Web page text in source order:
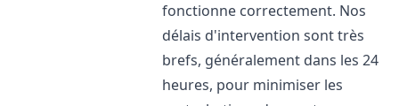
fonctionne correctement. Nos
délais d'intervention sont très
brefs, généralement dans les 24
heures, pour minimiser les